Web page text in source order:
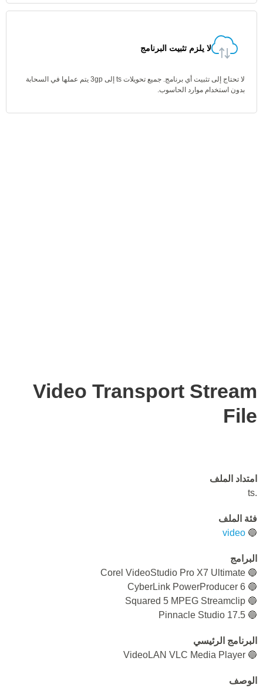
لا يلزم تثبيت البرنامج
لا تحتاج إلى تثبيت أي برنامج. جميع تحويلات ts إلى 3gp يتم عملها في السحابة
بدون استخدام موارد الحاسوب.
Video Transport Stream
File
امتداد الملف
.ts
فئة الملف
🔵
video
البرامج
🔵 Corel VideoStudio Pro X7 Ultimate
🔵 CyberLink PowerProducer 6
🔵 Squared 5 MPEG Streamclip
🔵 Pinnacle Studio 17.5
البرنامج الرئيسي
🔵 VideoLAN VLC Media Player
الوصف